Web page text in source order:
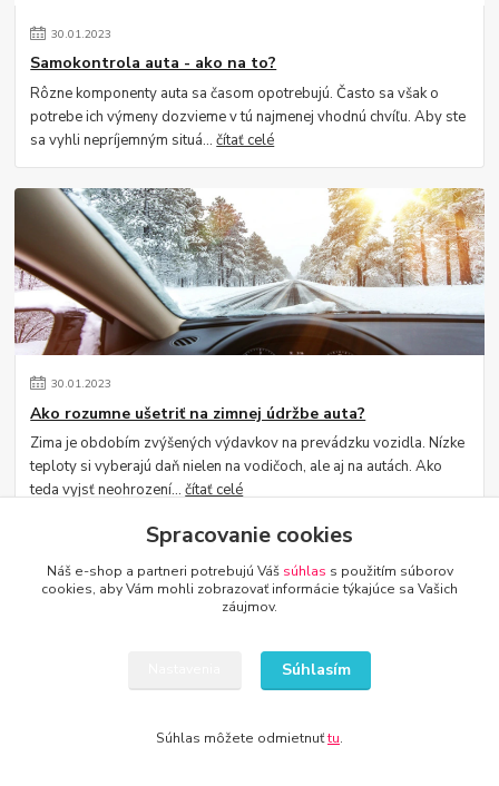
30.01.2023
Samokontrola auta - ako na to?
Rôzne komponenty auta sa časom opotrebujú. Často sa však o
potrebe ich výmeny dozvieme v tú najmenej vhodnú chvíľu. Aby ste
sa vyhli nepríjemným situá...čítať celé
30.01.2023
Ako rozumne ušetriť na zimnej údržbe auta?
Zima je obdobím zvýšených výdavkov na prevádzku vozidla. Nízke
teploty si vyberajú daň nielen na vodičoch, ale aj na autách. Ako
teda vyjsť neohrození...čítať celé
Spracovanie cookies
Náš e-shop a partneri potrebujú Váš súhlas s použitím súborov
cookies, aby Vám mohli zobrazovať informácie týkajúce sa Vašich
záujmov.
Súhlasím
Súhlas môžete odmietnuťtu.